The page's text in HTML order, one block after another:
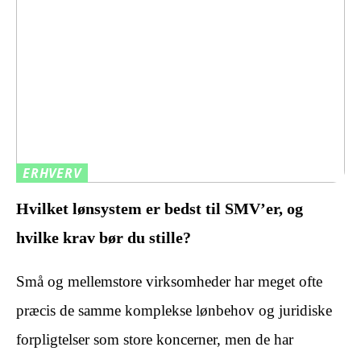
ERHVERV
Hvilket lønsystem er bedst til SMV’er, og
hvilke krav bør du stille?
Små og mellemstore virksomheder har meget ofte
præcis de samme komplekse lønbehov og juridiske
forpligtelser som store koncerner, men de har